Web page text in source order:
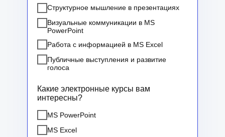
Структурное мышление в презентациях
Визуальные коммуникации в MS
PowerPoint
Работа с информацией в MS Excel
Публичные выступления и развитие
голоса
Какие электронные курсы вам
интересны?
MS PowerPoint
MS Excel